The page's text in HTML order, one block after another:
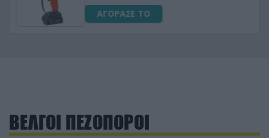
ΑΓΟΡΑΣΕ ΤΟ
ΒΕΛΓΟΙ ΠΕΖΟΠΟΡΟΙ